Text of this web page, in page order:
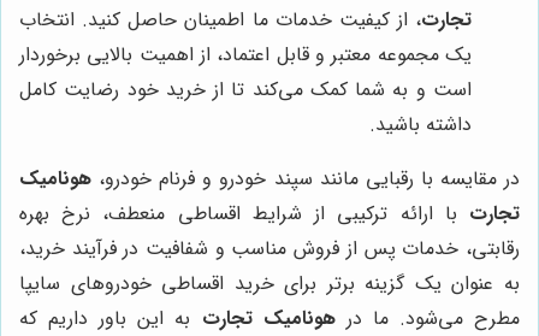
تجارت، از کیفیت خدمات ما اطمینان حاصل کنید. انتخاب
یک مجموعه معتبر و قابل اعتماد، از اهمیت بالایی برخوردار
است و به شما کمک می‌کند تا از خرید خود رضایت کامل
داشته باشید.
در مقایسه با رقبایی مانند سپند خودرو و فرنام خودرو، هونامیک
تجارت با ارائه ترکیبی از شرایط اقساطی منعطف، نرخ بهره
رقابتی، خدمات پس از فروش مناسب و شفافیت در فرآیند خرید،
به عنوان یک گزینه برتر برای خرید اقساطی خودروهای سایپا
مطرح می‌شود. ما درهونامیک تجارت به این باور داریم که